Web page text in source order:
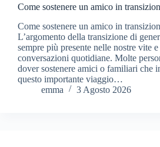
Come sostenere un amico in
Come sostenere un amico in
L’argomento della transizione di
sempre più presente nelle nostre vite
conversazioni quotidiane. Molte
dover sostenere amici o familiari che
questo importante viaggio…
emma
3 Agosto 2026